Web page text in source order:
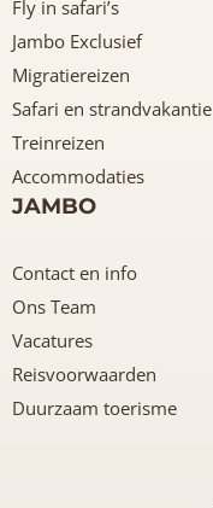
Fly in safari’s
Jambo Exclusief
Migratiereizen
Safari en strandvakantie
Treinreizen
Accommodaties
JAMBO
Contact en info
Ons Team
Vacatures
Reisvoorwaarden
Duurzaam toerisme